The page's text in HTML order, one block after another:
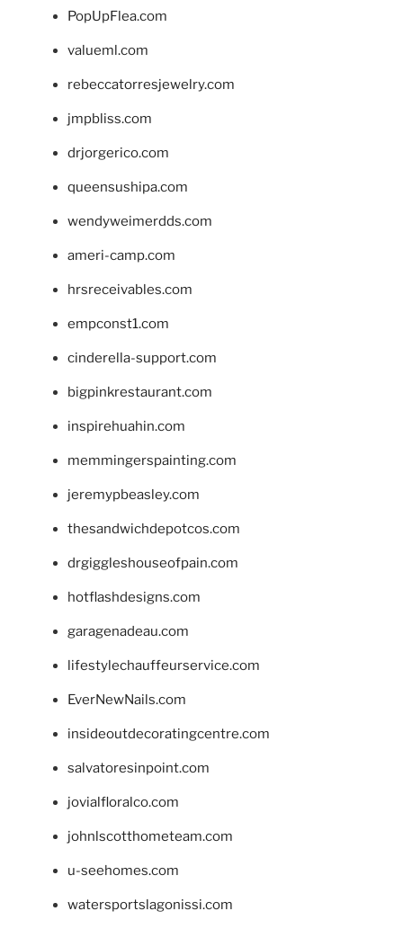
PopUpFlea.com
valueml.com
rebeccatorresjewelry.com
jmpbliss.com
drjorgerico.com
queensushipa.com
wendyweimerdds.com
ameri-camp.com
hrsreceivables.com
empconst1.com
cinderella-support.com
bigpinkrestaurant.com
inspirehuahin.com
memmingerspainting.com
jeremypbeasley.com
thesandwichdepotcos.com
drgiggleshouseofpain.com
hotflashdesigns.com
garagenadeau.com
lifestylechauffeurservice.com
EverNewNails.com
insideoutdecoratingcentre.com
salvatoresinpoint.com
jovialfloralco.com
johnlscotthometeam.com
u-seehomes.com
watersportslagonissi.com